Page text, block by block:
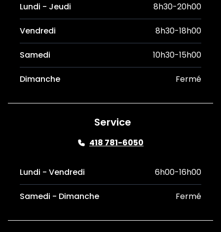
Lundi - Jeudi 8h30-20h00
Vendredi 8h30-18h00
Samedi 10h30-15h00
Dimanche Fermé
Service
418 781-6050
Lundi - Vendredi 6h00-16h00
Samedi - Dimanche Fermé